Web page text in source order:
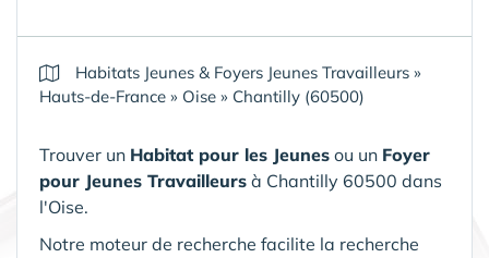
Habitats Jeunes & Foyers Jeunes Travailleurs »
Hauts-de-France » Oise » Chantilly (60500)
Trouver un Habitat pour les Jeunes ou un Foyer
pour Jeunes Travailleurs à Chantilly 60500 dans
l'Oise.
Notre moteur de recherche facilite la recherche